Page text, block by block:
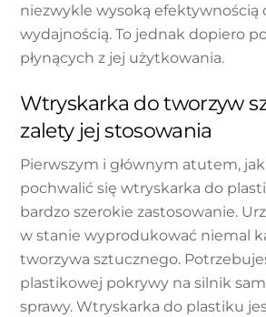
niezwykle wysoką efektywnością
wydajnością. To jednak dopiero
płynących z jej użytkowania.
Wtryskarka do tworzyw
zalety jej stosowania
Pierwszym i głównym atutem,
pochwalić się wtryskarka do
bardzo szerokie zastosowanie.
w stanie wyprodukować niemal
tworzywa sztucznego.
plastikowej pokrywy na silnik
sprawy. Wtryskarka do plastiku